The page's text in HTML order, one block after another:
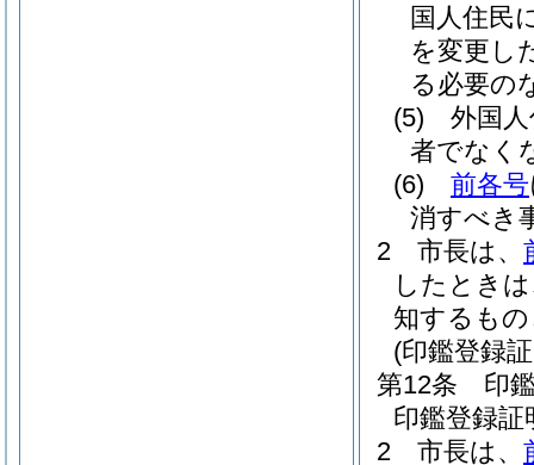
国人住民
を変更し
る必要の
(5)
外国
者でなく
(6)
前各号
消すべき
2
市長は、
したとき
知するも
(印鑑登録
第12条
印
印鑑登録
2
市長は、